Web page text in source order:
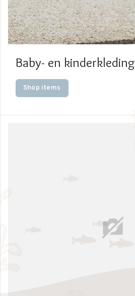
Baby- en kinderkleding
Shop items